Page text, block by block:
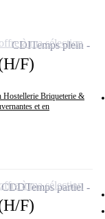
F)
Hostellerie Briqueterie &
et en
CDITemps plein
à ma sélection
F)
CDDTemps partiel
à ma sélection